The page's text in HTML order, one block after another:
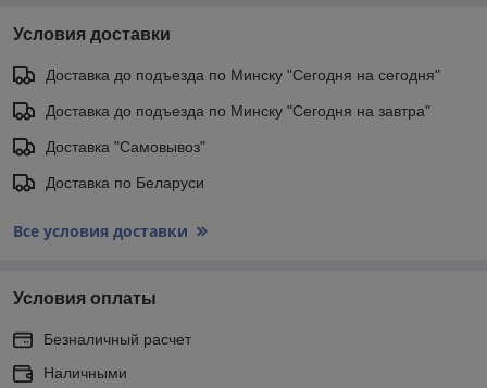
Условия доставки
Доставка до подъезда по Минску "Сегодня на сегодня"
Доставка до подъезда по Минску "Сегодня на завтра"
Доставка "Самовывоз"
Доставка по Беларуси
Все условия доставки
Условия оплаты
Безналичный расчет
Наличными